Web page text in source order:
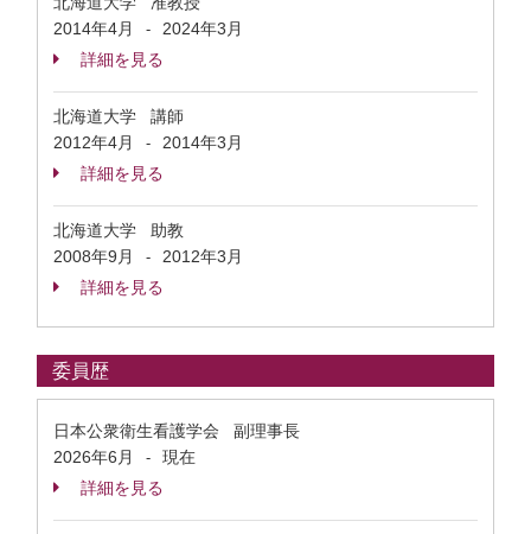
2014年4月
-
2024年3月
詳細を見る
北海道大学 講師
2012年4月
-
2014年3月
詳細を見る
北海道大学 助教
2008年9月
-
2012年3月
詳細を見る
委員歴
日本公衆衛生看護学会 副理事長
2026年6月
-
現在
詳細を見る